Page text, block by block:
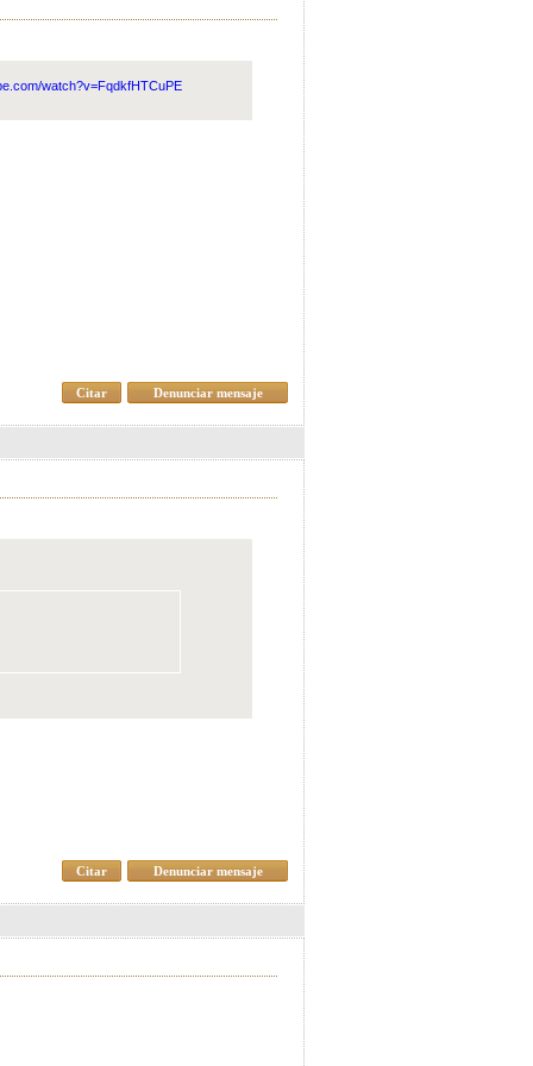
watch?v=FqdkfHTCuPE
Denunciar mensaje
Citar
Denunciar mensaje
Citar